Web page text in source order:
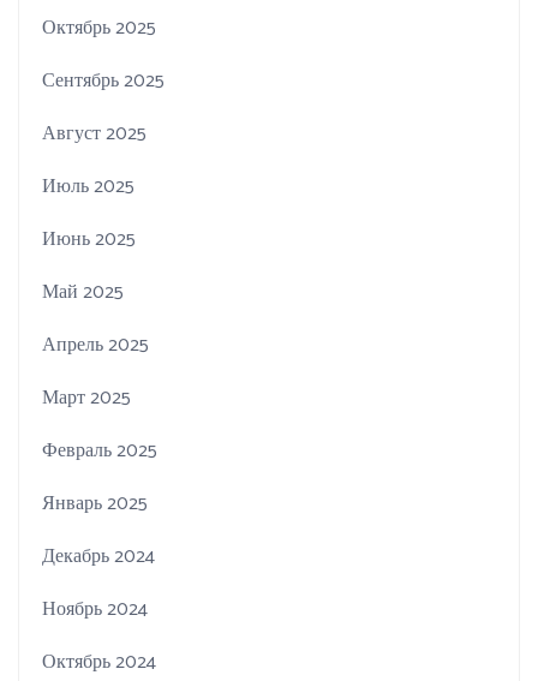
Октябрь 2025
Сентябрь 2025
Август 2025
Июль 2025
Июнь 2025
Май 2025
Апрель 2025
Март 2025
Февраль 2025
Январь 2025
Декабрь 2024
Ноябрь 2024
Октябрь 2024